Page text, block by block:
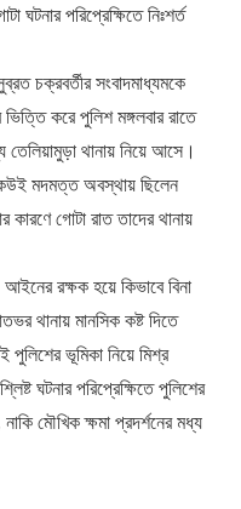
ঘটনার পরিপ্রেক্ষিতে নিঃশর্ত
চক্রবর্তীর সংবাদমাধ্যমকে
করে পুলিশ মঙ্গলবার রাতে
তেলিয়ামুড়া থানায় নিয়ে আসে।
মদমত্ত অবস্থায় ছিলেন
গোটা রাত তাদের থানায়
রক্ষক হয়ে কিভাবে বিনা
থানায় মানসিক কষ্ট দিতে
পুলিশের ভূমিকা নিয়ে মিশ্র
ঘটনার পরিপ্রেক্ষিতে পুলিশের
মৌখিক ক্ষমা প্রদর্শনের মধ্য